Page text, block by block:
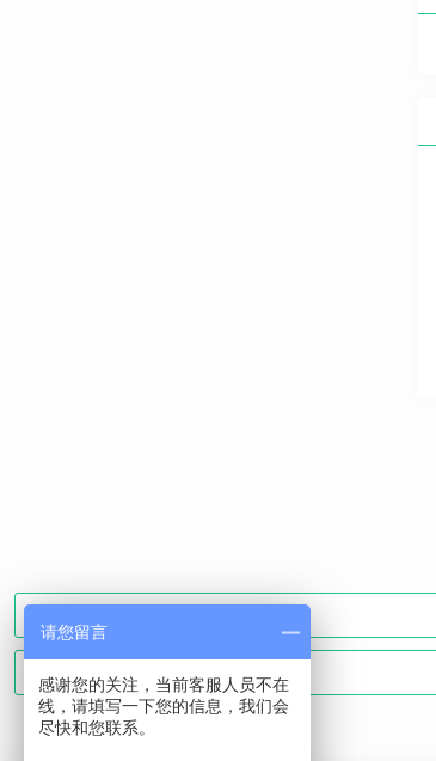
请您留言
感谢您的关注，当前客服人员不在
线，请填写一下您的信息，我们会
尽快和您联系。